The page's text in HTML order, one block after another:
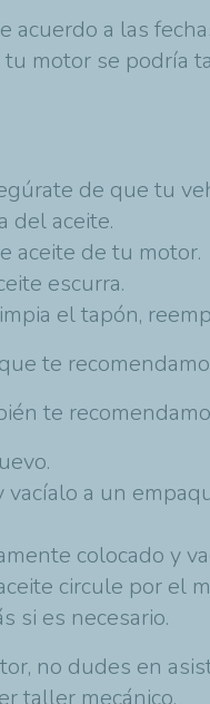
acuerdo a las
motor se
de que tu
del aceite.
aceite de tu motor.
escurra.
el tapón,
te
te
a un
colocado y
circule por el
si es necesario.
no dudes en
taller mecánico.